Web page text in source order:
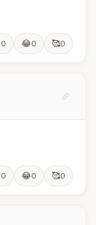
0 😂0 🥰0
0 😂0 🥰0